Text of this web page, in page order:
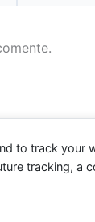
to track your
tracking, a